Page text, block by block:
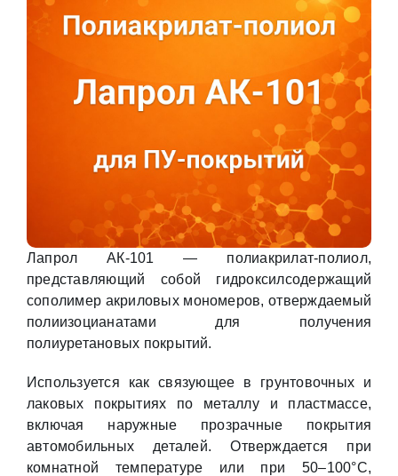
Лапрол АК-101 — полиакрилат-полиол,
представляющий собой гидроксилсодержащий
сополимер акриловых мономеров, отверждаемый
полиизоцианатами для получения
полиуретановых покрытий.
Используется как связующее в грунтовочных и
лаковых покрытиях по металлу и пластмассе,
включая наружные прозрачные покрытия
автомобильных деталей. Отверждается при
комнатной температуре или при 50–100°С,